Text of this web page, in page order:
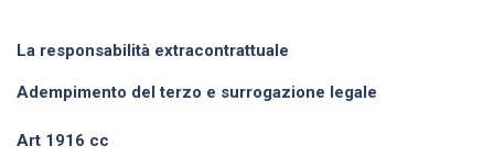
La responsabilità extracontrattuale
Adempimento del terzo e surrogazione legale
Art 1916 cc